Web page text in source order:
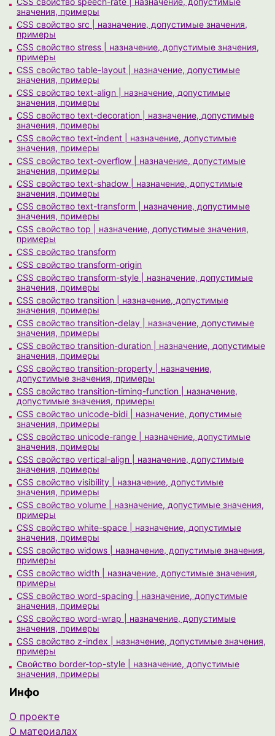
значения, примеры
CSS свойство src | назначение, допустимые значения,
примеры
CSS свойство stress | назначение, допустимые значения,
примеры
CSS свойство table-layout | назначение, допустимые
значения, примеры
CSS свойство text-align | назначение, допустимые
значения, примеры
CSS свойство text-decoration | назначение, допустимые
значения, примеры
CSS свойство text-indent | назначение, допустимые
значения, примеры
CSS свойство text-overflow | назначение, допустимые
значения, примеры
CSS свойство text-shadow | назначение, допустимые
значения, примеры
CSS свойство text-transform | назначение, допустимые
значения, примеры
CSS свойство top | назначение, допустимые значения,
примеры
CSS свойство transform
CSS свойство transform-origin
CSS свойство transform-style | назначение, допустимые
значения, примеры
CSS свойство transition | назначение, допустимые
значения, примеры
CSS свойство transition-delay | назначение, допустимые
значения, примеры
CSS свойство transition-duration | назначение, допустимые
значения, примеры
CSS свойство transition-property | назначение,
допустимые значения, примеры
CSS свойство transition-timing-function | назначение,
допустимые значения, примеры
CSS свойство unicode-bidi | назначение, допустимые
значения, примеры
CSS свойство unicode-range | назначение, допустимые
значения, примеры
CSS свойство vertical-align | назначение, допустимые
значения, примеры
CSS свойство visibility | назначение, допустимые
значения, примеры
CSS свойство volume | назначение, допустимые значения,
примеры
CSS свойство white-space | назначение, допустимые
значения, примеры
CSS свойство widows | назначение, допустимые значения,
примеры
CSS свойство width | назначение, допустимые значения,
примеры
CSS свойство word-spacing | назначение, допустимые
значения, примеры
CSS свойство word-wrap | назначение, допустимые
значения, примеры
CSS свойство z-index | назначение, допустимые значения,
примеры
Свойство border-top-style | назначение, допустимые
значения, примеры
Инфо
О проекте
О материалах